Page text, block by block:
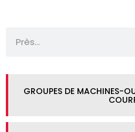
GROUPES DE MACHINES-